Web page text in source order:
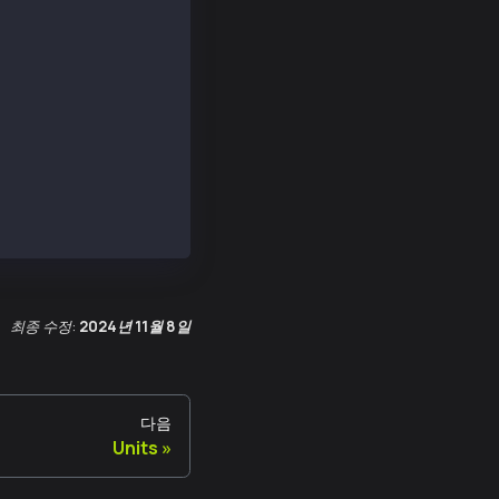
최종 수정: 2024년 11월 8일
다음
Units